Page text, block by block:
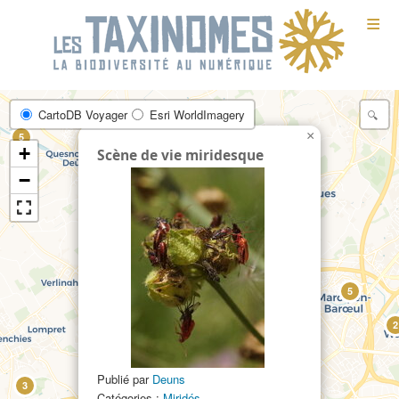
≡
2
5
3
4
9
5
8
Scène de vie miridesque
Publié par Deuns
×
CartoDB Voyager Esri WorldImagery
+
−